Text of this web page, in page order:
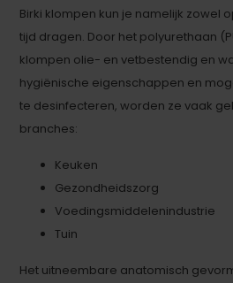
Birki klompen kun je namelijk zowel
tijd dragen. Door het polyurethaan
klompen olie- en vetbestendig en
hygiënische eigenschappen en
te desinfecteren, worden ze vaak
branches:
Keuken
Gezondheidszorg
Voedingsmiddelenindustrie
Tuin
Het uitneembare anatomisch